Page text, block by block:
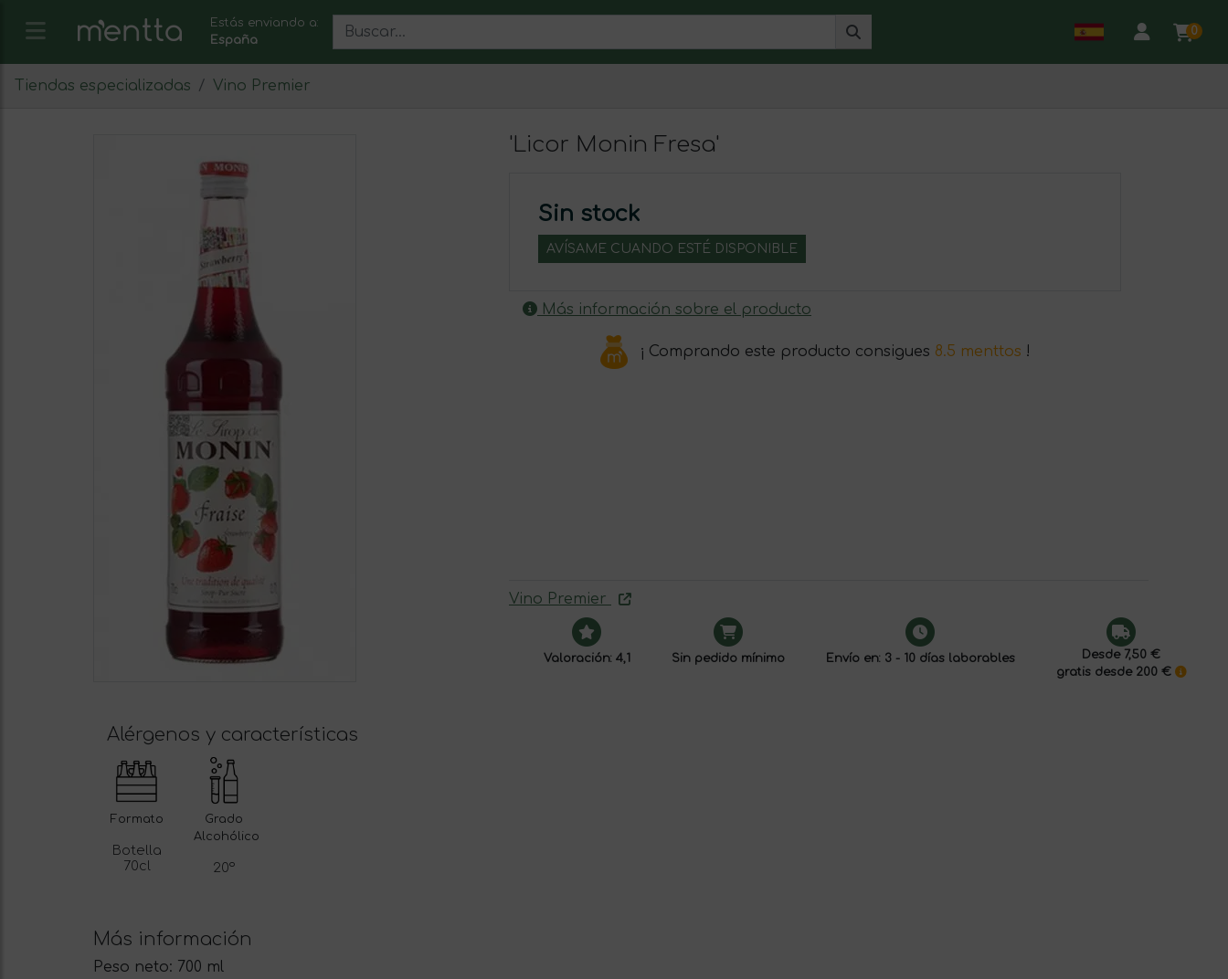
Estás enviando a:
España
0
Tiendas especializadas Vino Premier
'Licor Monin Fresa'
Sin stock
AVÍSAME CUANDO ESTÉ DISPONIBLE
Más información sobre el producto
¡ Comprando este producto consigues 8.5 menttos !
Vino Premier
Valoración: 4,1 Sin pedido mínimo Envío en: 3 - 10 días laborables
Desde 7,50 €
gratis desde 200 €
Alérgenos y características
Formato
Botella
70cl
Grado
Alcohólico
20º
Más información
Peso neto: 700 ml